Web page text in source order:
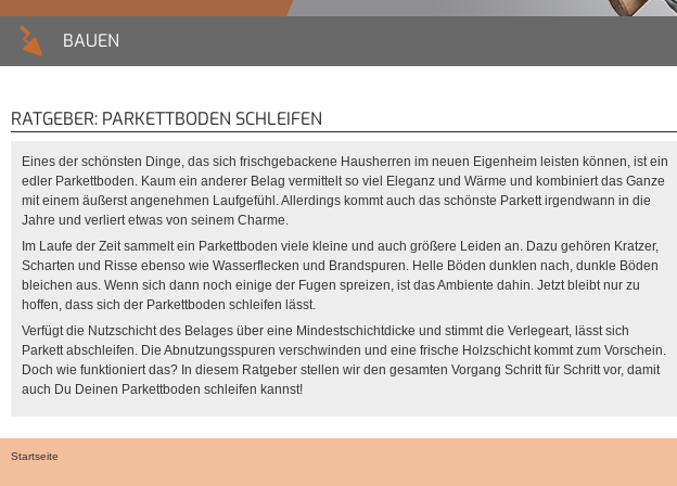
BAUEN
RATGEBER: PARKETTBODEN SCHLEIFEN
Eines der schönsten Dinge, das sich frischgebackene Hausherren im neuen Eigenheim leisten können, ist ein
edler Parkettboden. Kaum ein anderer Belag vermittelt so viel Eleganz und Wärme und kombiniert das Ganze
mit einem äußerst angenehmen Laufgefühl. Allerdings kommt auch das schönste Parkett irgendwann in die
Jahre und verliert etwas von seinem Charme.
Im Laufe der Zeit sammelt ein Parkettboden viele kleine und auch größere Leiden an. Dazu gehören Kratzer,
Scharten und Risse ebenso wie Wasserflecken und Brandspuren. Helle Böden dunklen nach, dunkle Böden
bleichen aus. Wenn sich dann noch einige der Fugen spreizen, ist das Ambiente dahin. Jetzt bleibt nur zu
hoffen, dass sich der Parkettboden schleifen lässt.
Verfügt die Nutzschicht des Belages über eine Mindestschichtdicke und stimmt die Verlegeart, lässt sich
Parkett abschleifen. Die Abnutzungsspuren verschwinden und eine frische Holzschicht kommt zum Vorschein.
Doch wie funktioniert das? In diesem Ratgeber stellen wir den gesamten Vorgang Schritt für Schritt vor, damit
auch Du Deinen Parkettboden schleifen kannst!
Startseite